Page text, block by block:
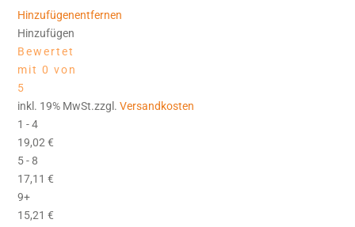
Hinzufügenentfernen
Hinzufügen
Bewertet
mit 0 von
5
inkl. 19% MwSt.zzgl.Versandkosten
1 - 4
19,02€
5 - 8
17,11€
9+
15,21€